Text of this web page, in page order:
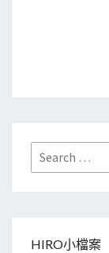
Search
for:
HIRO小檔案